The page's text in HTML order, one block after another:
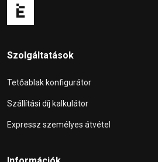
Szolgáltatások
Tetőablak konfigurátor
Szállítási díj kalkulátor
Expressz személyes átvétel